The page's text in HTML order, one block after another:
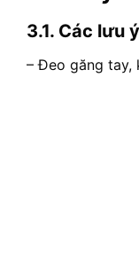
3.1. Các lưu
– Đeo găng tay,